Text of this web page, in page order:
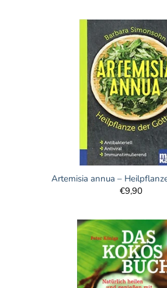
Artemisia annua –
€9,90